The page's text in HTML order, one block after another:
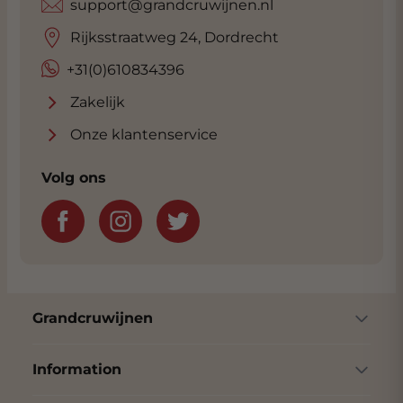
+31(0)610834396
support@grandcruwijnen.nl
Rijksstraatweg 24, Dordrecht
Zakelijk
Onze klantenservice
Volg ons
Grandcruwijnen
Information